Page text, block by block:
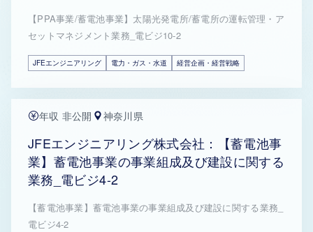
【PPA事業/蓄電池事業】太陽光発電所/蓄電所の運転管理・ア
セットマネジメント業務_電ビジ10-2
JFEエンジニアリング 電力・ガス・水道 経営企画・経営戦略
年収 非公開 神奈川県
JFEエンジニアリング株式会社：【蓄電池事
業】蓄電池事業の事業組成及び建設に関する
業務_電ビジ4-2
【蓄電池事業】蓄電池事業の事業組成及び建設に関する業務_
電ビジ4-2